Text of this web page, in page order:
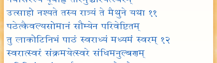
उत्साहो नश्यते तस्य रात्र्यं ते मैथुने यथा ११
पठेत्कैवल्यसोमानं सौम्येन परिवेष्टितम्
तु लाकोटिनिभं पाठं स्वराध्यं मध्यमं स्वरम् १२
स्वरात्स्वरं संक्रमयेत्स्वरे संधिमनुल्बणम्